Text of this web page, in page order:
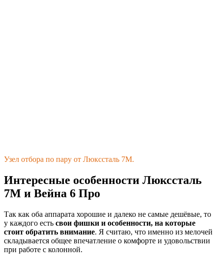
Узел отбора по пару от Люкссталь 7М.
Интересные особенности Люкссталь
7М и Вейна 6 Про
Так как оба аппарата хорошие и далеко не самые дешёвые, то
у каждого есть свои фишки и особенности, на которые
стоит обратить внимание. Я считаю, что именно из мелочей
складывается общее впечатление о комфорте и удовольствии
при работе с колонной.